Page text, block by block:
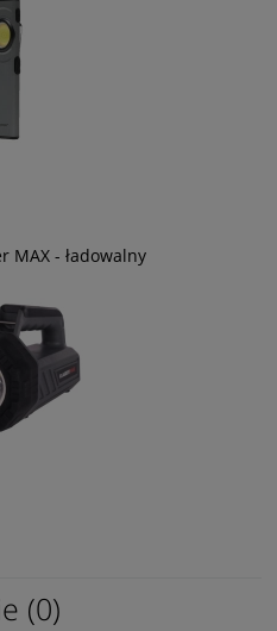
MAX - ładowalny
(0)